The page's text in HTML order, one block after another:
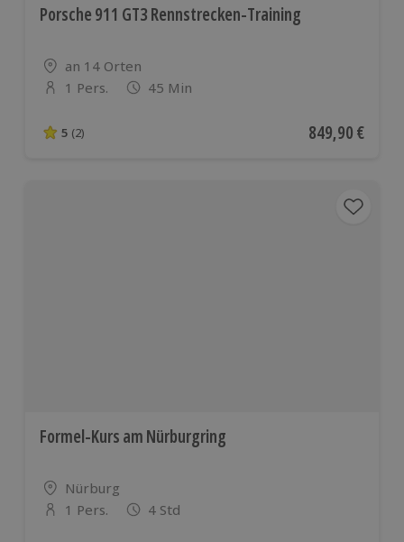
Porsche 911 GT3 Rennstrecken-Training
Standort
an 14 Orten
Anzahl der Teilnehmer
1 Pers. 45 Min
5 von 5 Sternen basierend auf 2 Bewertungen
5 (2) Aktueller Preis
849,90 €
Formel-Kurs am Nürburgring
Standort
Nürburg
Anzahl der Teilnehmer
1 Pers. 4 Std